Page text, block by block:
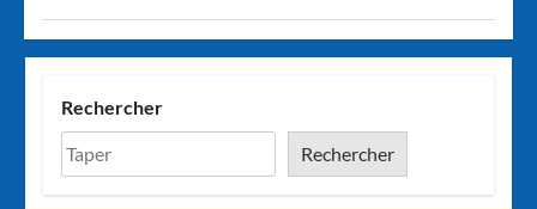
Rechercher
Rechercher